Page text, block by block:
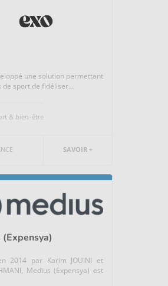
une solution permettant
de sport de fidéliser...
& bien-être
SAVOIR +
(Expensya)
2014 par Karim JOUINI et
Medius (Expensya) est